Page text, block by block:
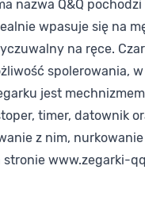
nazwa Q&Q
wpasuje się na
na ręce.
jest
timer, datownik
z nim,
www.zegarki-